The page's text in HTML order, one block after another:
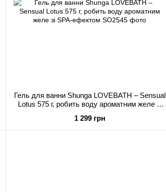
Гель для ванни Shunga LOVEBATH – Sensual
Lotus 575 г, робить воду ароматним желе зі
1 299 грн